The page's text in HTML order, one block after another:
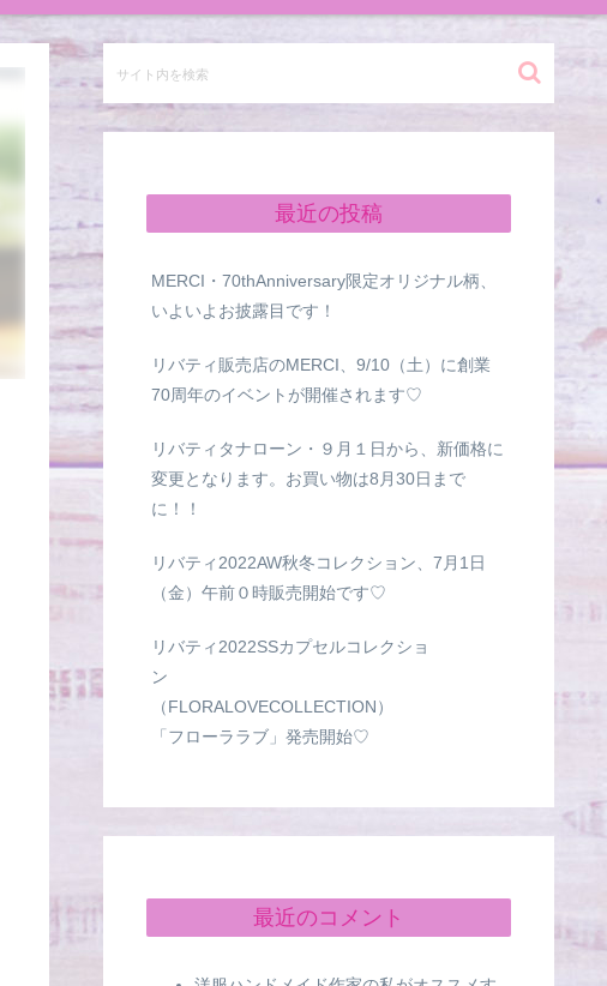
最近の投稿
MERCI・70thAnniversary限定オリジナル柄、
いよいよお披露目です！
リバティ販売店のMERCI、9/10（土）に創業
70周年のイベントが開催されます♡
リバティタナローン・９月１日から、新価格に
変更となります。お買い物は8月30日まで
に！！
リバティ2022AW秋冬コレクション、7月1日
（金）午前０時販売開始です♡
リバティ2022SSカプセルコレクショ
ン
（FLORALOVECOLLECTION）
「フローララブ」発売開始♡
最近のコメント